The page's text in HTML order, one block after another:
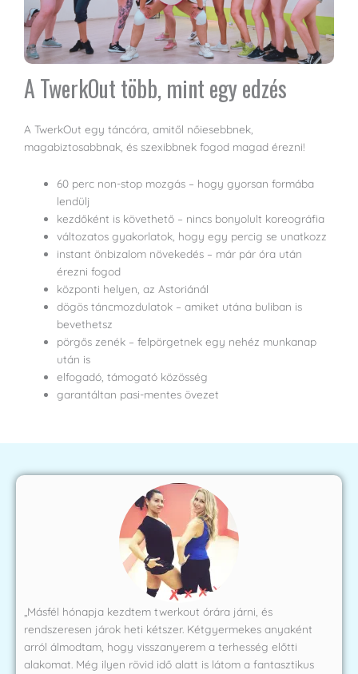
A TwerkOut több, mint egy edzés
A TwerkOut egy táncóra, amitől nőiesebbnek,
magabiztosabbnak, és szexibbnek fogod magad érezni!
60 perc non-stop mozgás – hogy gyorsan formába
lendülj
kezdőként is követhető – nincs bonyolult koreográfia
változatos gyakorlatok, hogy egy percig se unatkozz
instant önbizalom növekedés – már pár óra után
érezni fogod
központi helyen, az Astoriánál
dögös táncmozdulatok – amiket utána buliban is
bevethetsz
pörgős zenék – felpörgetnek egy nehéz munkanap
után is
elfogadó, támogató közösség
garantáltan pasi-mentes övezet
„Másfél hónapja kezdtem twerkout órára járni, és
rendszeresen járok heti kétszer. Kétgyermekes anyaként
arról álmodtam, hogy visszanyerem a terhesség előtti
alakomat. Még ilyen rövid idő alatt is látom a fantasztikus